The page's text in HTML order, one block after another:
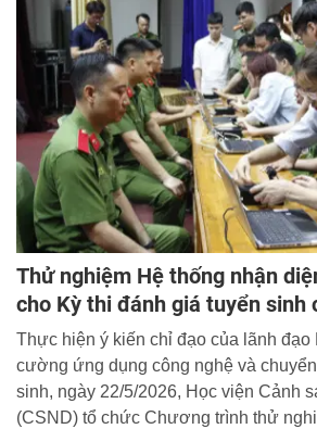
Trung tá, PGS.TS Ngô Văn Vinh –
Nghiệp vụ điều tra hình sự, Học viện
đồng chủ trì tọa đàm.
Thử nghiệm Hệ thống nhận
cho Kỳ thi đánh giá tuyển sinh
Thực hiện ý kiến chỉ đạo của lãnh đạo
cường ứng dụng công nghệ và
sinh, ngày 22/5/2026, Học viện Cảnh
(CSND) tổ chức Chương trình thử